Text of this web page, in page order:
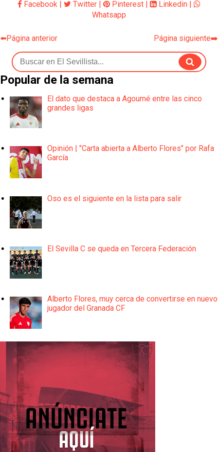
Facebook Twitter Pinterest Linkedin
Whatsapp
⬅️Página anterior Página siguiente➡️
Popular de la semana
El dato que destaca a Agoumé entre las cinco
grandes ligas
Opinión | "Carta abierta a Alberto Flores" por Rafa
García
Oso es el siguiente en la lista para salir
El Sevilla C se queda en Tercera Federación
Alberto Flores, muy cerca de convertirse en nuevo
jugador del Granada CF